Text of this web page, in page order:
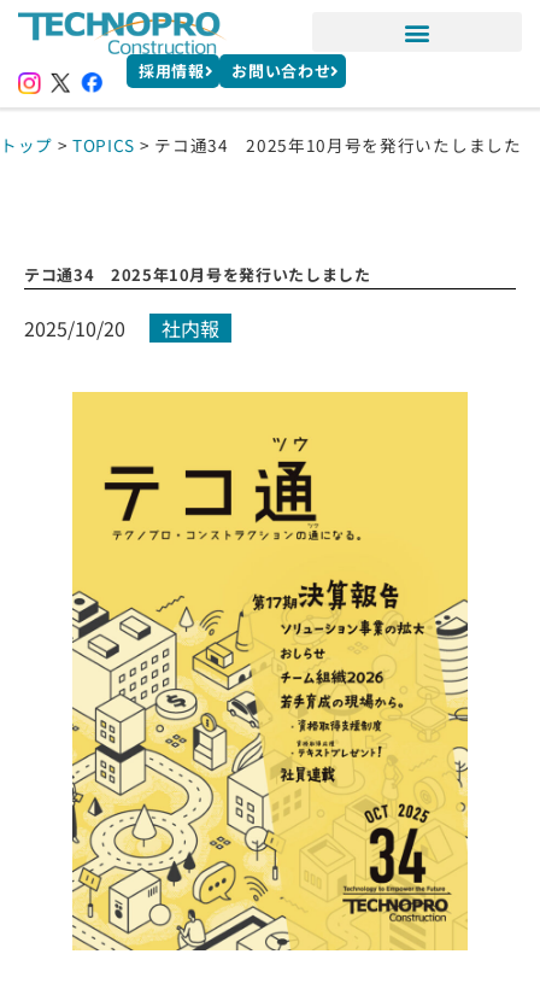
採用情報 お問い合わせ
トップ >TOPICS > テコ通34 2025年10月号を発行いたしました
テコ通34 2025年10月号を発行いたしました
2025/10/20 社内報